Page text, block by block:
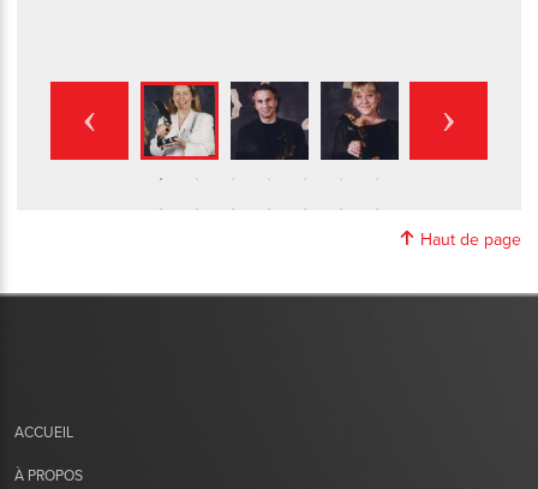
Haut de page
ACCUEIL
À PROPOS